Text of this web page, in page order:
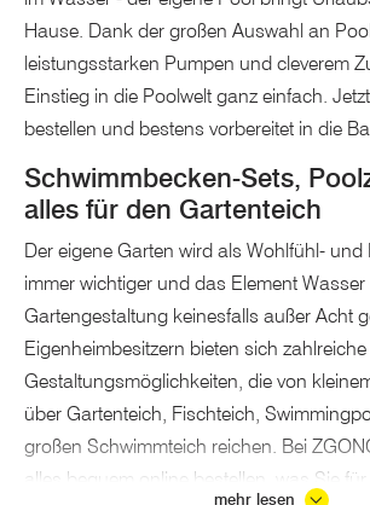
Hause. Dank der großen Auswahl an
leistungsstarken Pumpen und cleverem
Einstieg in die Poolwelt ganz einfach.
bestellen und bestens vorbereitet in die
Schwimmbecken-Sets,
alles für den Gartenteich
Der eigene Garten wird als Wohlfühl- und
immer wichtiger und das Element Wasser
Gartengestaltung keinesfalls außer Acht
Eigenheimbesitzern bieten sich zahlreiche
Gestaltungsmöglichkeiten, die von
über Gartenteich, Fischteich,
großen Schwimmteich reichen. Bei
alles bequem online bestellen, was Sie
mehr lesen